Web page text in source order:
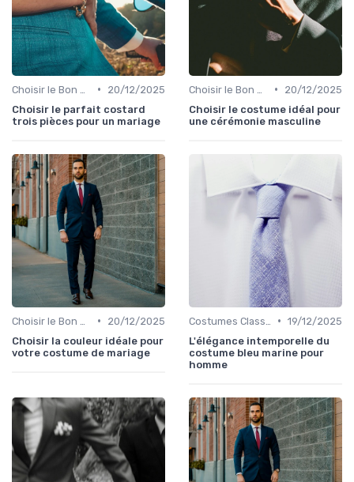
•
20/12/2025
Choisir le parfait costard
trois pièces pour un mariage
•
20/12/2025
Choisir le costume idéal pour
une cérémonie masculine
•
20/12/2025
Choisir la couleur idéale pour
votre costume de mariage
• 19/12/2025
L'élégance intemporelle du
costume bleu marine pour
homme